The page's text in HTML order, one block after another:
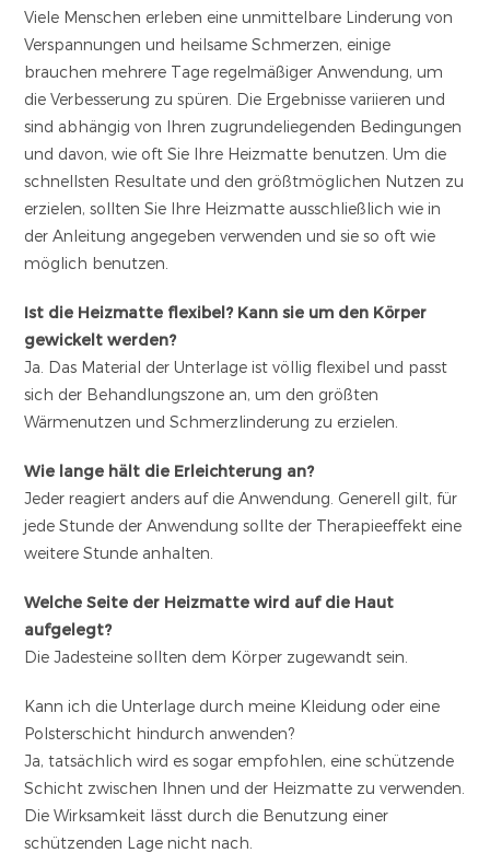
Viele Menschen erleben eine unmittelbare Linderung von
Verspannungen und heilsame Schmerzen, einige
brauchen mehrere Tage regelmäßiger Anwendung, um
die Verbesserung zu spüren. Die Ergebnisse variieren und
sind abhängig von Ihren zugrundeliegenden Bedingungen
und davon, wie oft Sie Ihre Heizmatte benutzen. Um die
schnellsten Resultate und den größtmöglichen Nutzen zu
erzielen, sollten Sie Ihre Heizmatte ausschließlich wie in
der Anleitung angegeben verwenden und sie so oft wie
möglich benutzen.
Ist die Heizmatte flexibel? Kann sie um den Körper
gewickelt werden?
Ja. Das Material der Unterlage ist völlig flexibel und passt
sich der Behandlungszone an, um den größten
Wärmenutzen und Schmerzlinderung zu erzielen.
Wie lange hält die Erleichterung an?
Jeder reagiert anders auf die Anwendung. Generell gilt, für
jede Stunde der Anwendung sollte der Therapieeffekt eine
weitere Stunde anhalten.
Welche Seite der Heizmatte wird auf die Haut
aufgelegt?
Die Jadesteine sollten dem Körper zugewandt sein.
Kann ich die Unterlage durch meine Kleidung oder eine
Polsterschicht hindurch anwenden?
Ja, tatsächlich wird es sogar empfohlen, eine schützende
Schicht zwischen Ihnen und der Heizmatte zu verwenden.
Die Wirksamkeit lässt durch die Benutzung einer
schützenden Lage nicht nach.